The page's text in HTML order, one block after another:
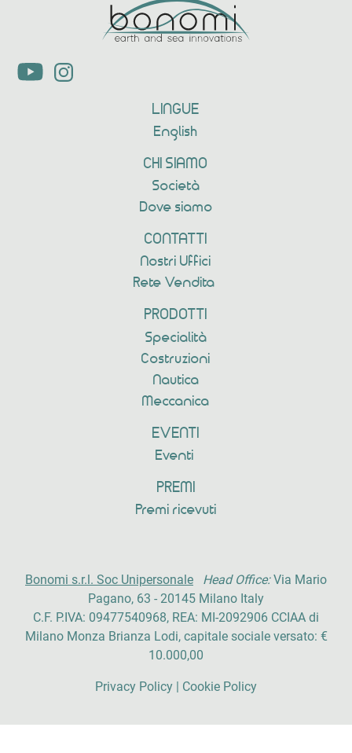
LINGUE
English
CHI SIAMO
Società
Dove siamo
CONTATTI
Nostri Uffici
Rete Vendita
PRODOTTI
Specialità
Costruzioni
Nautica
Meccanica
EVENTI
Eventi
PREMI
Premi ricevuti
Bonomi s.r.l. Soc Unipersonale Head Office: Via Mario
Pagano, 63 - 20145 Milano Italy
C.F. P.IVA: 09477540968, REA: MI-2092906 CCIAA di
Milano Monza Brianza Lodi, capitale sociale versato: €
10.000,00
Privacy Policy | Cookie Policy